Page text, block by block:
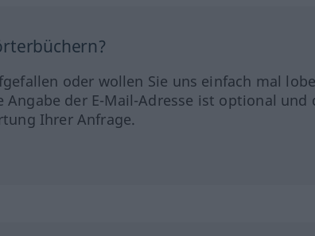
oder wollen Sie uns einfach mal
Angabe der E-Mail-Adresse ist optional und
Ihrer Anfrage.